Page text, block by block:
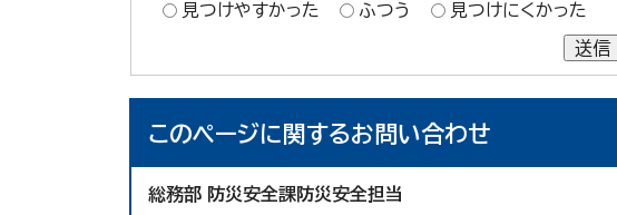
見つけやすかった
ふつう 見つけにくかった
送信
このページに関するお問い合わせ
総務部 防災安全課防災安全担当